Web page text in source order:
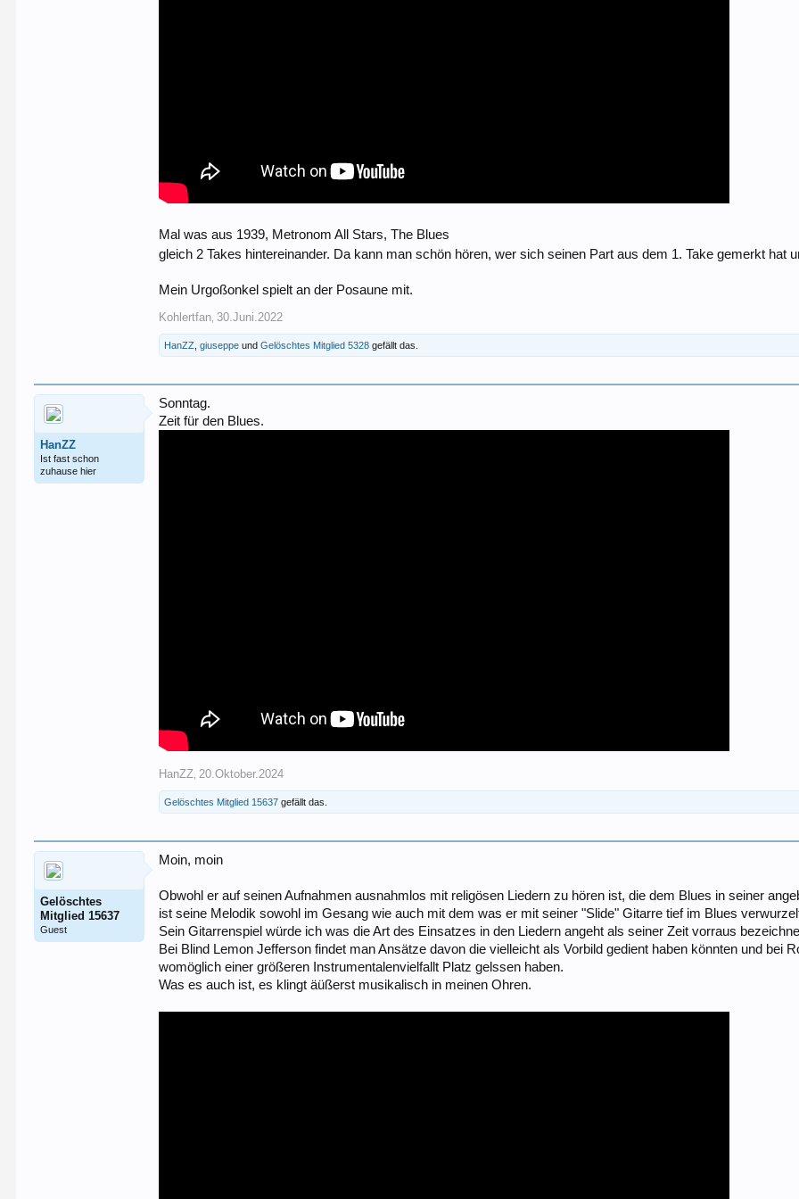
Mal was aus 1939, Metronom All Stars, The Blues
gleich 2 Takes hintereinander. Da kann man schön hören, wer sich seinen Part aus dem 1. Take gemerkt hat
Mein Urgoßonkel spielt an der Posaune mit.
Kohlertfan 30.Juni.2022
HanZZ ,giuseppe undGelöschtes Mitglied 5328 gefällt das.
HanZZ
Ist fast schon
zuhause hier
Sonntag.
Zeit für den Blues.
HanZZ 20.Oktober.2024
Gelöschtes Mitglied 15637 gefällt das.
Gelöschtes
Mitglied 15637
Guest
Moin, moin
Obwohl er auf seinen Aufnahmen ausnahmlos mit religösen Liedern zu hören ist, die dem Blues in seiner
ist seine Melodik sowohl im Gesang wie auch mit dem was er mit seiner "Slide" Gitarre tief im Blues
Sein Gitarrenspiel würde ich was die Art des Einsatzes in den Liedern angeht als seiner Zeit vorraus
Bei Blind Lemon Jefferson findet man Ansätze davon die vielleicht als Vorbild gedient haben könnten und bei
womöglich einer größeren Instrumentalenvielfallt Platz gelssen haben.
Was es auch ist, es klingt äüßerst musikalisch in meinen Ohren.